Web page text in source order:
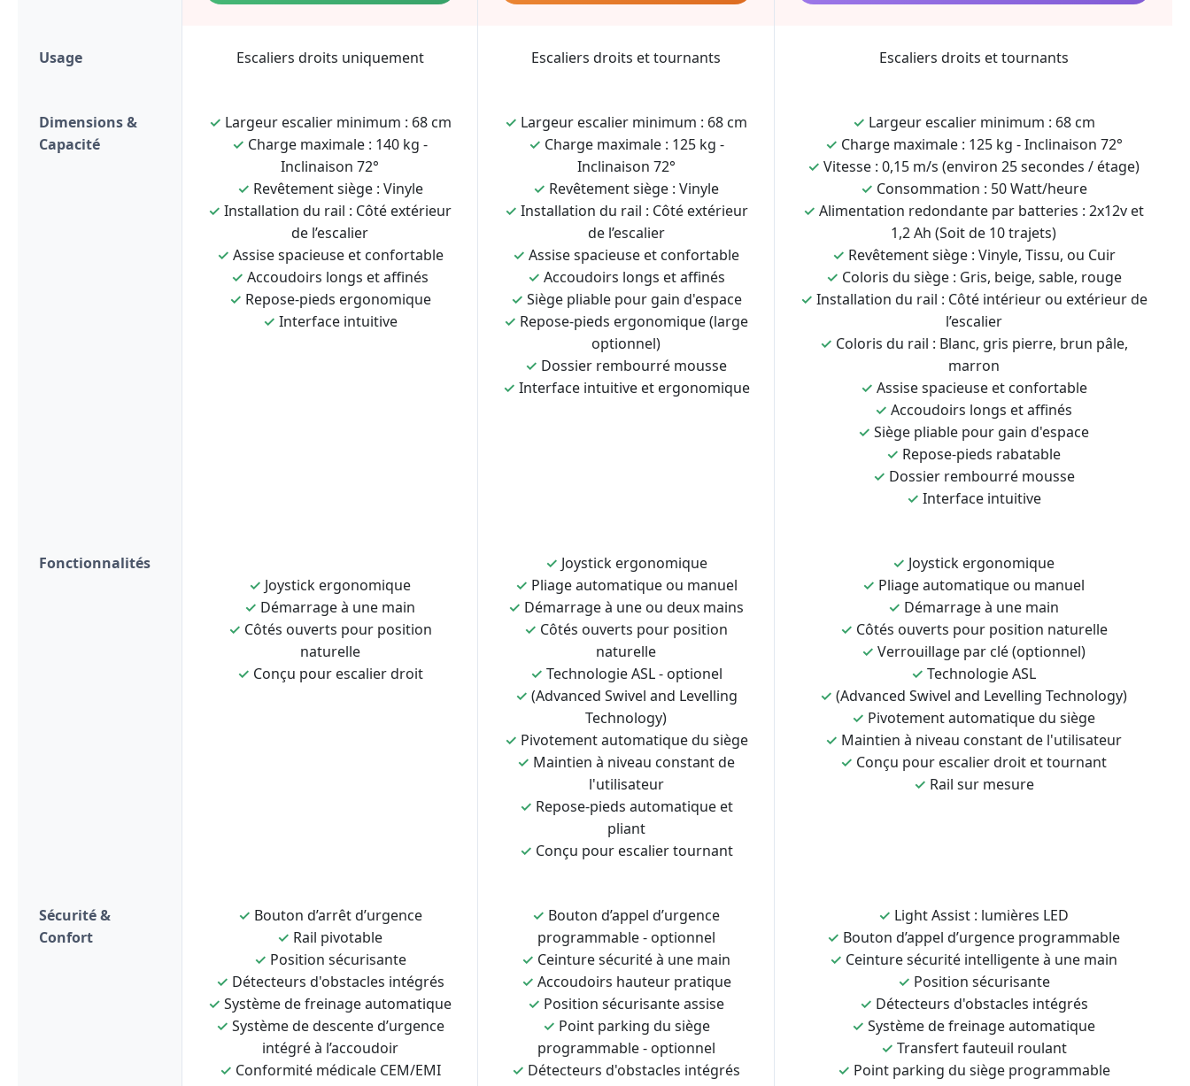
Usage Escaliers droits uniquement Escaliers droits et tournants Escaliers droits et tournants
Dimensions &
Capacité
✓ Largeur escalier minimum : 68 cm
✓ Charge maximale : 140 kg -
Inclinaison 72°
✓ Revêtement siège : Vinyle
✓ Installation du rail : Côté extérieur
de l’escalier
✓ Assise spacieuse et confortable
✓ Accoudoirs longs et affinés
✓ Repose-pieds ergonomique
✓ Interface intuitive
✓ Largeur escalier minimum : 68 cm
✓ Charge maximale : 125 kg -
Inclinaison 72°
✓ Revêtement siège : Vinyle
✓ Installation du rail : Côté extérieur
de l’escalier
✓ Assise spacieuse et confortable
✓ Accoudoirs longs et affinés
✓ Siège pliable pour gain d'espace
✓ Repose-pieds ergonomique (large
optionnel)
✓ Dossier rembourré mousse
✓ Interface intuitive et ergonomique
✓ Largeur escalier minimum : 68 cm
✓ Charge maximale : 125 kg - Inclinaison 72°
✓ Vitesse : 0,15 m/s (environ 25 secondes / étage)
✓ Consommation : 50 Watt/heure
✓ Alimentation redondante par batteries : 2x12v et
1,2 Ah (Soit de 10 trajets)
✓ Revêtement siège : Vinyle, Tissu, ou Cuir
✓ Coloris du siège : Gris, beige, sable, rouge
✓ Installation du rail : Côté intérieur ou extérieur de
l’escalier
✓ Coloris du rail : Blanc, gris pierre, brun pâle,
marron
✓ Assise spacieuse et confortable
✓ Accoudoirs longs et affinés
✓ Siège pliable pour gain d'espace
✓ Repose-pieds rabatable
✓ Dossier rembourré mousse
✓ Interface intuitive
Fonctionnalités
✓ Joystick ergonomique
✓ Démarrage à une main
✓ Côtés ouverts pour position
naturelle
✓ Conçu pour escalier droit
✓ Joystick ergonomique
✓ Pliage automatique ou manuel
✓ Démarrage à une ou deux mains
✓ Côtés ouverts pour position
naturelle
✓ Technologie ASL - optionel
✓ (Advanced Swivel and Levelling
Technology)
✓ Pivotement automatique du siège
✓ Maintien à niveau constant de
l'utilisateur
✓ Repose-pieds automatique et
pliant
✓ Conçu pour escalier tournant
✓ Joystick ergonomique
✓ Pliage automatique ou manuel
✓ Démarrage à une main
✓ Côtés ouverts pour position naturelle
✓ Verrouillage par clé (optionnel)
✓ Technologie ASL
✓ (Advanced Swivel and Levelling Technology)
✓ Pivotement automatique du siège
✓ Maintien à niveau constant de l'utilisateur
✓ Conçu pour escalier droit et tournant
✓ Rail sur mesure
Sécurité &
Confort
✓ Bouton d’arrêt d’urgence
✓ Rail pivotable
✓ Position sécurisante
✓ Détecteurs d'obstacles intégrés
✓ Système de freinage automatique
✓ Système de descente d’urgence
intégré à l’accoudoir
✓ Conformité médicale CEM/EMI
✓ Bouton d’appel d’urgence
programmable - optionnel
✓ Ceinture sécurité à une main
✓ Accoudoirs hauteur pratique
✓ Position sécurisante assise
✓ Point parking du siège
programmable - optionnel
✓ Détecteurs d'obstacles intégrés
✓ Light Assist : lumières LED
✓ Bouton d’appel d’urgence programmable
✓ Ceinture sécurité intelligente à une main
✓ Position sécurisante
✓ Détecteurs d'obstacles intégrés
✓ Système de freinage automatique
✓ Transfert fauteuil roulant
✓ Point parking du siège programmable